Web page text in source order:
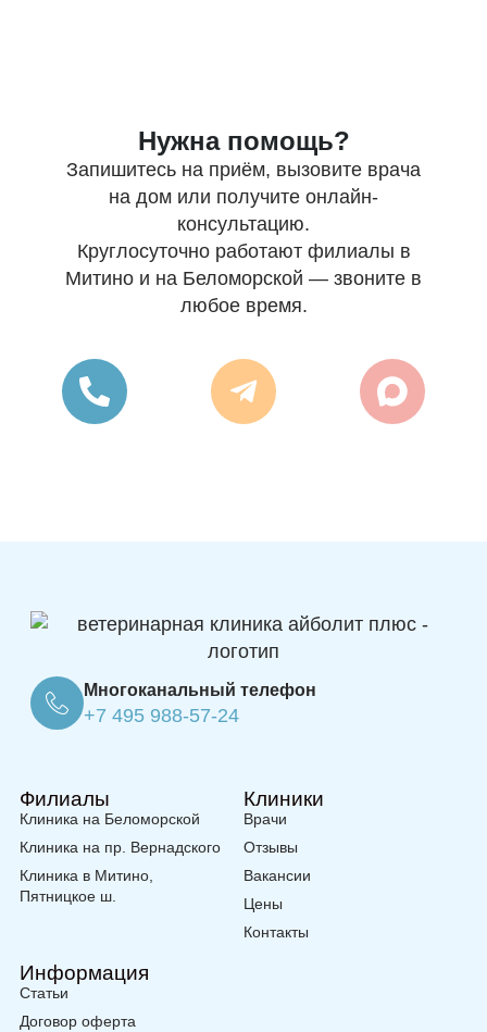
Нужна помощь?
Запишитесь на приём, вызовите врача
на дом или получите онлайн-
консультацию.
Круглосуточно работают филиалы в
Митино и на Беломорской — звоните в
любое время.
Многоканальный телефон
+7 495 988-57-24
Филиалы
Клиника на Беломорской
Клиника на пр. Вернадского
Клиника в Митино,
Пятницкое ш.
Клиники
Врачи
Отзывы
Вакансии
Цены
Контакты
Информация
Статьи
Договор оферта